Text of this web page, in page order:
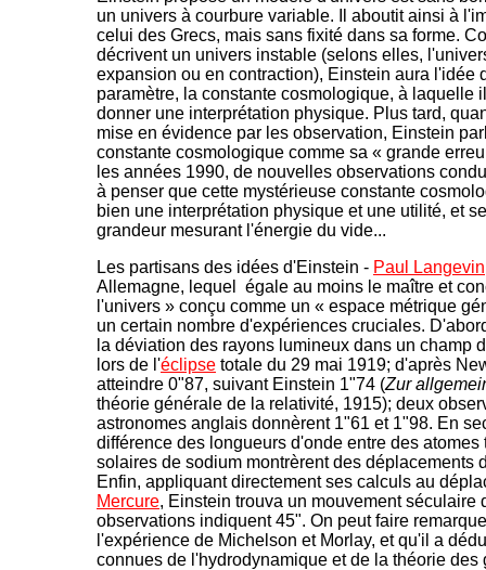
un univers à courbure variable. Il aboutit ainsi à
celui des Grecs, mais sans fixité dans sa forme.
décrivent un univers instable (selons elles,
expansion ou en contraction), Einstein aura l'idée
paramètre, la constante cosmologique, à laquelle
donner une interprétation physique. Plus tard,
mise en évidence par les observation, Einstein
constante cosmologique comme sa « grande
les années 1990, de nouvelles observations
à penser que cette mystérieuse constante
bien une interprétation physique et une utilité, et
grandeur mesurant l'énergie du vide...
Les partisans des idées d'Einstein - Paul Langevin
Allemagne, lequel égale au moins le maître et
l'univers » conçu comme un « espace métrique
un certain nombre d'expériences cruciales.
la déviation des rayons lumineux dans un champ
lors de l'éclipse totale du 29 mai 1919; d'après
atteindre 0"87, suivant Einstein 1"74 (Zur
théorie générale de la relativité, 1915); deux
astronomes anglais donnèrent 1"61 et 1"98. En
différence des longueurs d'onde entre des atomes
solaires de sodium montrèrent des déplacements
Enfin, appliquant directement ses calculs au
Mercure, Einstein trouva un mouvement séculaire
observations indiquent 45". On peut faire
l'expérience de Michelson et Morlay, et qu'il a
connues de l'hydrodynamique et de la théorie des